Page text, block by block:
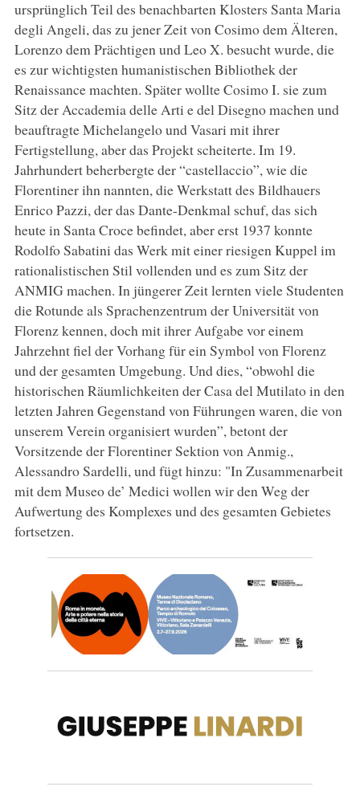
ursprünglich Teil des benachbarten Klosters Santa Maria
degli Angeli, das zu jener Zeit von Cosimo dem Älteren,
Lorenzo dem Prächtigen und Leo X. besucht wurde, die
es zur wichtigsten humanistischen Bibliothek der
Renaissance machten. Später wollte Cosimo I. sie zum
Sitz der Accademia delle Arti e del Disegno machen und
beauftragte Michelangelo und Vasari mit ihrer
Fertigstellung, aber das Projekt scheiterte. Im 19.
Jahrhundert beherbergte der “castellaccio”, wie die
Florentiner ihn nannten, die Werkstatt des Bildhauers
Enrico Pazzi, der das Dante-Denkmal schuf, das sich
heute in Santa Croce befindet, aber erst 1937 konnte
Rodolfo Sabatini das Werk mit einer riesigen Kuppel im
rationalistischen Stil vollenden und es zum Sitz der
ANMIG machen. In jüngerer Zeit lernten viele Studenten
die Rotunde als Sprachenzentrum der Universität von
Florenz kennen, doch mit ihrer Aufgabe vor einem
Jahrzehnt fiel der Vorhang für ein Symbol von Florenz
und der gesamten Umgebung. Und dies, “obwohl die
historischen Räumlichkeiten der Casa del Mutilato in den
letzten Jahren Gegenstand von Führungen waren, die von
unserem Verein organisiert wurden”, betont der
Vorsitzende der Florentiner Sektion von Anmig.,
Alessandro Sardelli, und fügt hinzu: "In Zusammenarbeit
mit dem Museo de’ Medici wollen wir den Weg der
Aufwertung des Komplexes und des gesamten Gebietes
fortsetzen.